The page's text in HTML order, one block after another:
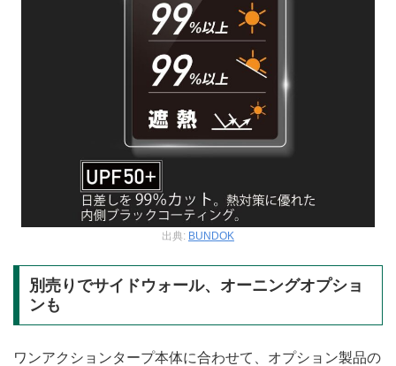
出典: BUNDOK
別売りでサイドウォール、オーニングオプショ
ンも
ワンアクションタープ本体に合わせて、オプション製品の